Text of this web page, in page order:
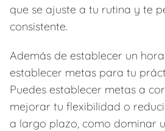
que se ajuste a tu rutina y te
consistente.
Además de establecer un
establecer metas para tu
Puedes establecer metas a
mejorar tu flexibilidad o
a largo plazo, como dominar